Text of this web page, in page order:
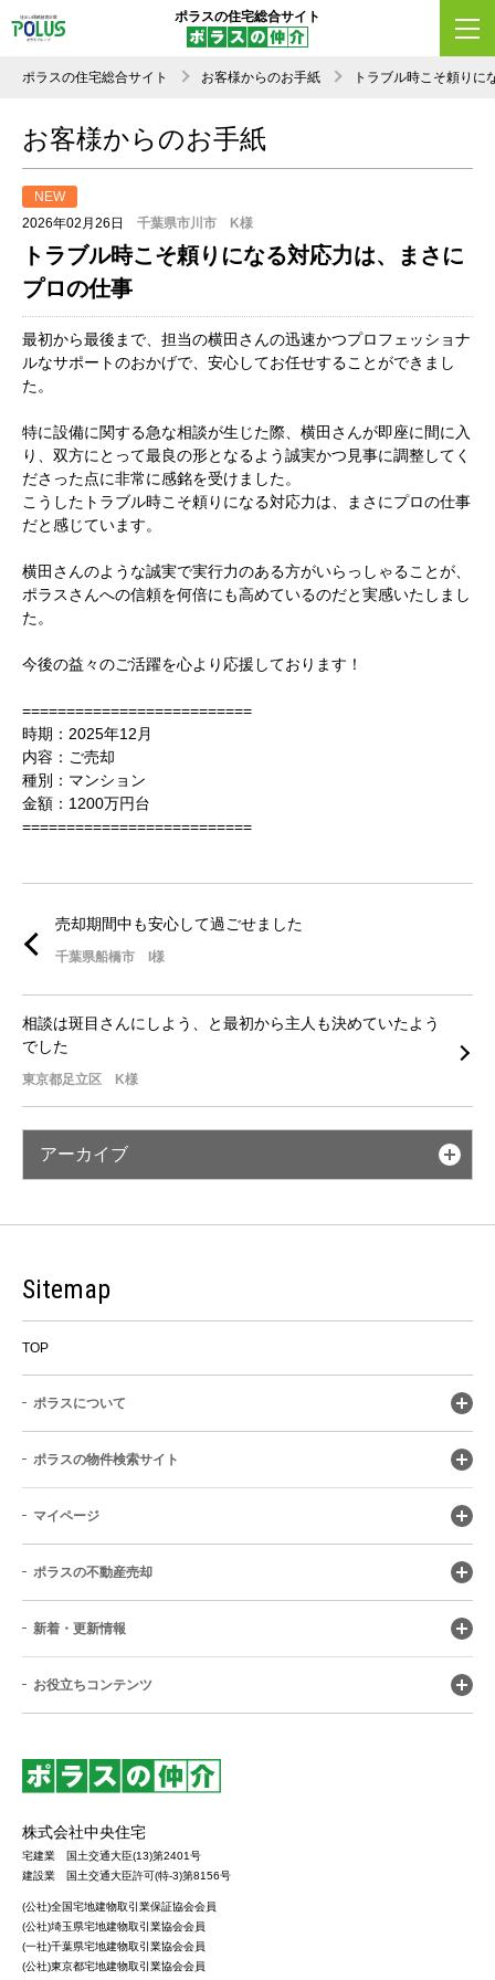
ポラスの住宅総合サイト
ポラスの住宅総合サイト お客様からのお手紙 トラブル時こそ頼りに
お客様からのお手紙
2026年02月26日 千葉県市川市 K様
NEW
トラブル時こそ頼りになる対応力は、まさに
プロの仕事
最初から最後まで、担当の横田さんの迅速かつプロフェッショナ
ルなサポートのおかげで、安心してお任せすることができまし
た。
​特に設備に関する急な相談が生じた際、横田さんが即座に間に入
り、双方にとって最良の形となるよう誠実かつ見事に調整してく
ださった点に非常に感銘を受けました。
こうしたトラブル時こそ頼りになる対応力は、まさにプロの仕事
だと感じています。
​横田さんのような誠実で実行力のある方がいらっしゃることが、
ポラスさんへの信頼を何倍にも高めているのだと実感いたしまし
た。
今後の益々のご活躍を心より応援しております！
==========================
時期：2025年12月
内容：ご売却
種別：マンション
金額：1200万円台
==========================
売却期間中も安心して過ごせました
千葉県船橋市 I様
相談は斑目さんにしよう、と最初から主人も決めていたよう
でした
東京都足立区 K様
アーカイブ
Sitemap
TOP
ポラスについて
ポラスの物件検索サイト
マイページ
ポラスの不動産売却
新着・更新情報
お役立ちコンテンツ
株式会社中央住宅
宅建業 国土交通大臣(13)第2401号
建設業 国土交通大臣許可(特-3)第8156号
(公社)全国宅地建物取引業保証協会会員
(公社)埼玉県宅地建物取引業協会会員
(一社)千葉県宅地建物取引業協会会員
(公社)東京都宅地建物取引業協会会員